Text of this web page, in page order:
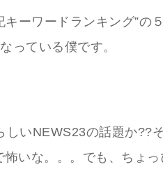
ーワードランキング”の
っている僕です。
いNEWS23の話題か??
いな。。。でも、ちょ